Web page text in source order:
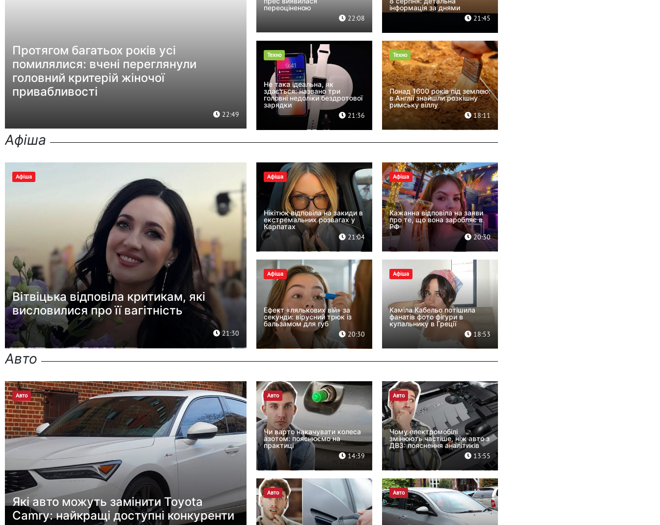
Протягом багатьох років усі
помилялися: вчені переглянули
головний критерій жіночої
привабливості
22:49
переоціненою
22:08
інформація за днями
21:45
Техно
Не така ідеальна, як
здається: названо три
головні недоліки бездротової
зарядки
21:36
Техно
Понад 1600 років під землею:
в Англії знайшли розкішну
римську віллу
18:11
Афіша
Афіша
Вітвіцька відповіла критикам, які
висловилися про її вагітність
21:30
Афіша
Нікітюк відповіла на закиди в
екстремальних розвагах у
Карпатах
21:04
Афіша
Кажанна відповіла на заяви
про те, що вона заробляє в
РФ
20:30
Афіша
Ефект «лялькових вій» за
секунди: вірусний трюк із
бальзамом для губ
20:30
Афіша
Каміла Кабельо потішила
фанатів фото фігури в
купальнику в Греції
18:53
Авто
Авто
Які авто можуть замінити Toyota
Camry: найкращі доступні конкуренти
Авто
Чи варто накачувати колеса
азотом: пояснюємо на
практиці
14:39
Авто
Чому електромобілі
змінюють частіше, ніж авто з
ДВЗ: пояснення аналітиків
13:55
Авто Авто